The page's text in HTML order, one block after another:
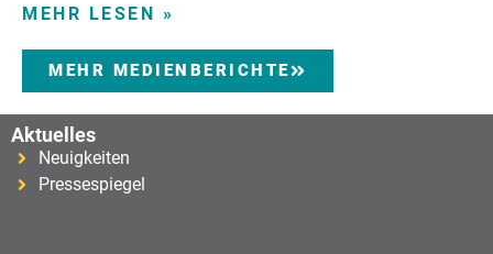
MEHR LESEN »
MEHR MEDIENBERICHTE
Aktuelles
Neuigkeiten
Pressespiegel